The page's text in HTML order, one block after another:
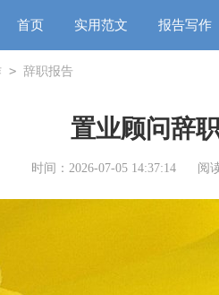
首页 实用范文 报告写作
> 辞职报告
置业顾问辞
时间：2026-07-05 14:37:14 阅